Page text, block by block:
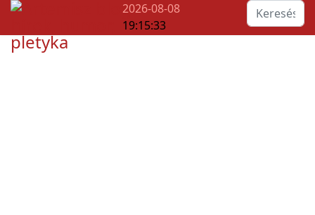
2026-08-08
19:15:34
Keresés...